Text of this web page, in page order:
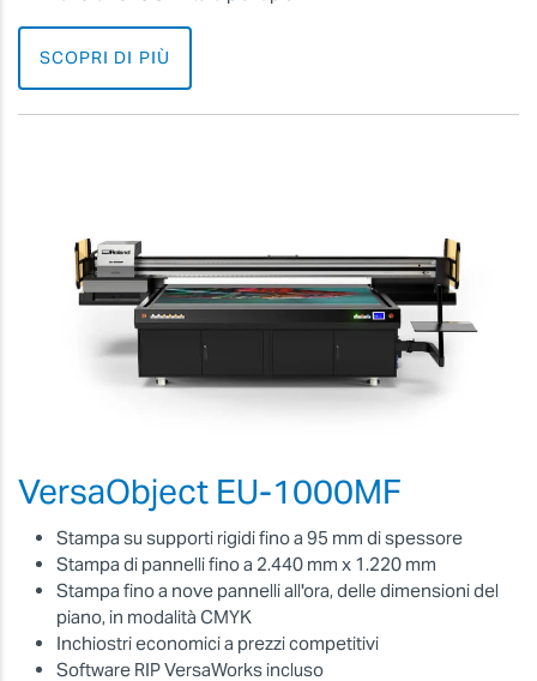
SCOPRI DI PIÙ
VersaObject EU-1000MF
Stampa su supporti rigidi fino a 95 mm di spessore
Stampa di pannelli fino a 2.440 mm x 1.220 mm
Stampa fino a nove pannelli all'ora, delle dimensioni del
piano, in modalità CMYK
Inchiostri economici a prezzi competitivi
Software RIP VersaWorks incluso